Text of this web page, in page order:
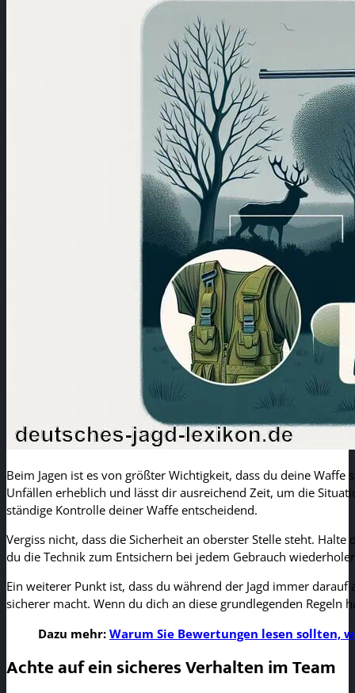
Beim Jagen ist es von größter Wichtigkeit, dass du deine
Unfällen erheblich und lässt dir ausreichend Zeit, um die
ständige Kontrolle deiner Waffe entscheidend.
Vergiss nicht, dass die Sicherheit an oberster Stelle steht.
du die Technik zum Entsichern bei jedem Gebrauch
Ein weiterer Punkt ist, dass du während der Jagd immer
sicherer macht. Wenn du dich an diese grundlegenden
Dazu mehr: Warum Sie Bewertungen lesen sollten,
Achte auf ein sicheres Verhalten im Team